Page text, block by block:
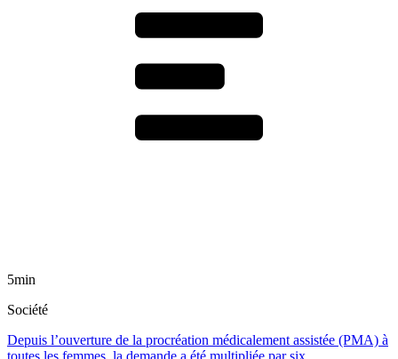
5min
Société
Depuis l’ouverture de la procréation médicalement assistée (PMA) à
toutes les femmes, la demande a été multipliée par six